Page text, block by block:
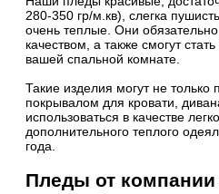
280-350 гр/м.кв), слегка
очень теплые. Они
качеством, а также смогут
вашей спальной комнате.
Такие изделия могут не только
покрывалом для кровати,
использоваться в качестве
дополнительного теплого
года.
Пледы от компании